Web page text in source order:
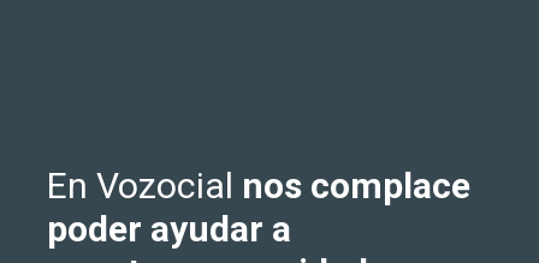
En Vozocial nos complace
poder ayudar a